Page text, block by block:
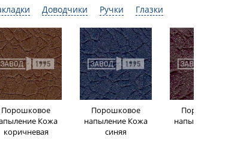
Доводчики Ручки Глазки
Порошковое
Кожа
коричневая
Порошковое
напыление Кожа
синяя
напыление